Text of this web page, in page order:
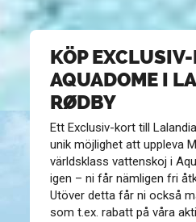
KÖP
AQUADOME I
RØDBY
Ett Exclusiv-kort till
unik möjlighet att uppleva
världsklass vattenskoj i
igen – ni får nämligen fri
Utöver detta får ni också
som t.ex. rabatt på våra